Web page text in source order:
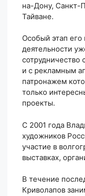
на-Дону, Санкт-
Тайване.
Особый этап
деятельности
сотрудничество
и с рекламным
патронажем
только
проекты.
С 2001 года
художников
участие в
выставках,
В течение
Криволапов